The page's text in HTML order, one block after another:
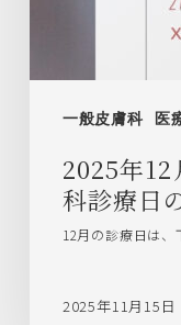
一般皮膚科 医
2025年
科診療日
12月の診療日は
2025年11月15日